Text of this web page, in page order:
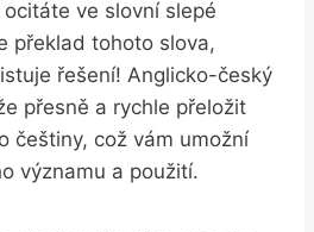
ve slovní slepé
překlad tohoto slova,
řešení! Anglicko-český
přesně a rychle přeložit
češtiny, což vám umožní
významu a použití.